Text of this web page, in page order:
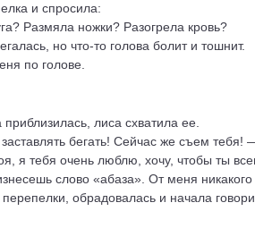
и спросила:
Размяла ножки? Разогрела кровь?
но что-то голова болит и тошнит.
по голове.
лиса схватила ее.
бегать! Сейчас же съем тебя!
я тебя очень люблю, хочу, чтобы ты
слово «абаза». От меня
обрадовалась и начала